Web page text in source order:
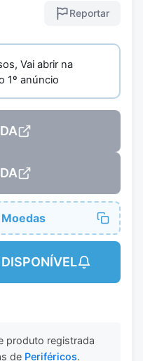
Reportar
Vai abrir na
1º anúncio
produto registrada
de Periféricos.